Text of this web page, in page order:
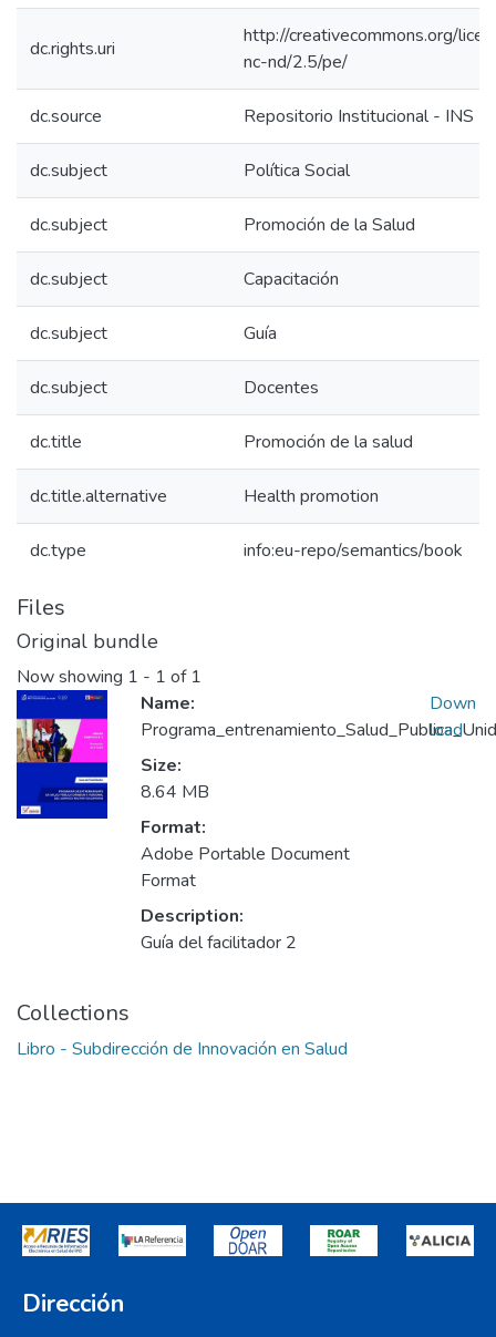
dc.rights.uri
http://creativecommons.org/
nc-nd/2.5/pe/
dc.source Repositorio Institucional - INS
dc.subject Política Social
dc.subject Promoción de la Salud
dc.subject Capacitación
dc.subject Guía
dc.subject Docentes
dc.title Promoción de la salud
dc.title.alternative Health promotion
dc.type info:eu-repo/semantics/book
Files
Original bundle
Now showing 1 - 1 of 1
Name:
Size:
8.64 MB
Format:
Adobe Portable Document
Format
Description:
Guía del facilitador 2
Down
load
Collections
Libro - Subdirección de Innovación en Salud
Dirección